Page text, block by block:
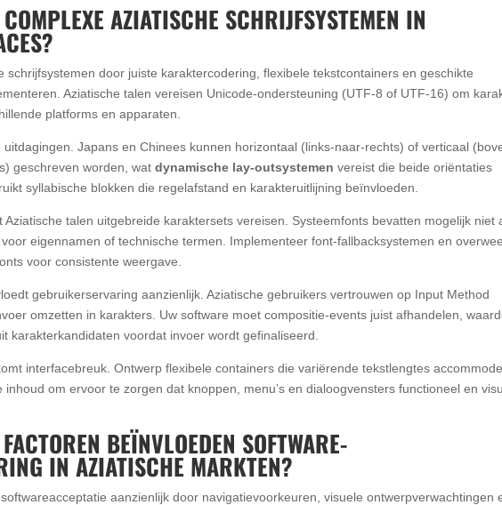
AZIATISCHE SCHRIJFSYSTEMEN IN
schrijfsystemen door juiste karaktercodering, flexibele tekstcontainers en geschikte
Aziatische talen vereisen Unicode-ondersteuning (UTF-8 of UTF-16) om
platforms en apparaten.
Japans en Chinees kunnen horizontaal (links-naar-rechts) of verticaal
geschreven worden, watdynamische lay-outsystemen vereist die beide oriëntaties
syllabische blokken die regelafstand en karakteruitlijning beïnvloeden.
talen uitgebreide karaktersets vereisen. Systeemfonts bevatten mogelijk niet
eigennamen of technische termen. Implementeer font-fallbacksystemen en
voor consistente weergave.
gebruikerservaring aanzienlijk. Aziatische gebruikers vertrouwen op Input Method
omzetten in karakters. Uw software moet compositie-events juist afhandelen,
karakterkandidaten voordat invoer wordt gefinaliseerd.
interfacebreuk. Ontwerp flexibele containers die variërende tekstlengtes
om ervoor te zorgen dat knoppen, menu’s en dialoogvensters functioneel en
BEÏNVLOEDEN SOFTWARE-
IN AZIATISCHE MARKTEN?
aanzienlijk door navigatievoorkeuren, visuele ontwerpverwachtingen